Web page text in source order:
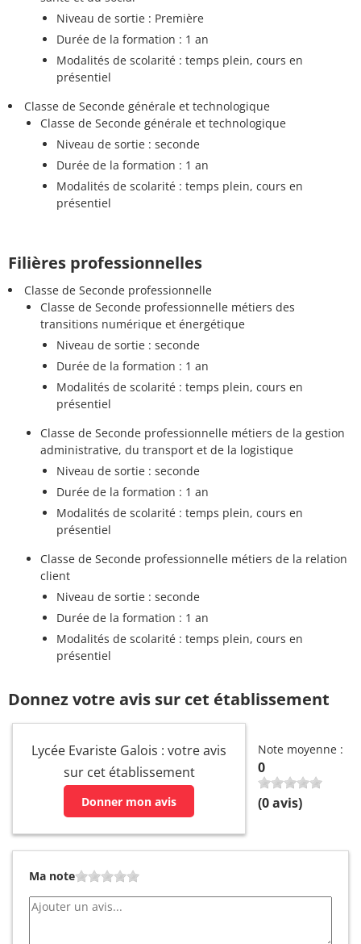
Niveau de sortie : Première
Durée de la formation : 1 an
Modalités de scolarité : temps plein, cours en
présentiel
Classe de Seconde générale et technologique
Classe de Seconde générale et technologique
Niveau de sortie : seconde
Durée de la formation : 1 an
Modalités de scolarité : temps plein, cours en
présentiel
Filières professionnelles
Classe de Seconde professionnelle
Classe de Seconde professionnelle métiers des
transitions numérique et énergétique
Niveau de sortie : seconde
Durée de la formation : 1 an
Modalités de scolarité : temps plein, cours en
présentiel
Classe de Seconde professionnelle métiers de la gestion
administrative, du transport et de la logistique
Niveau de sortie : seconde
Durée de la formation : 1 an
Modalités de scolarité : temps plein, cours en
présentiel
Classe de Seconde professionnelle métiers de la relation
client
Niveau de sortie : seconde
Durée de la formation : 1 an
Modalités de scolarité : temps plein, cours en
présentiel
Donnez votre avis sur cet établissement
Lycée Evariste Galois : votre avis
sur cet établissement
Donner mon avis
Note moyenne :
0
(0avis)
Ma note